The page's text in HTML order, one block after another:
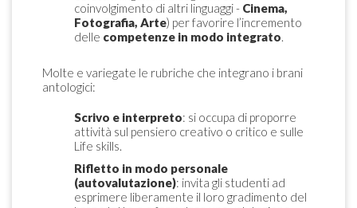
coinvolgimento di altri linguaggi - Cinema,
Fotografia, Arte) per favorire l’incremento
delle competenze in modo integrato
Molte e variegate le rubriche che integrano i brani
antologici:
Scrivo e interpreto: si occupa di proporre
attività sul pensiero creativo o critico e sulle
Life skills.
Rifletto in modo personale
(autovalutazione): invita gli studenti ad
esprimere liberamente il loro gradimento del